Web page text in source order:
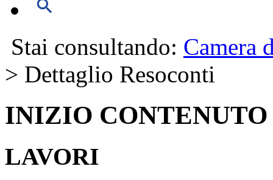
Stai consultando: Camera
> Dettaglio Resoconti
INIZIO CONTENUTO
LAVORI